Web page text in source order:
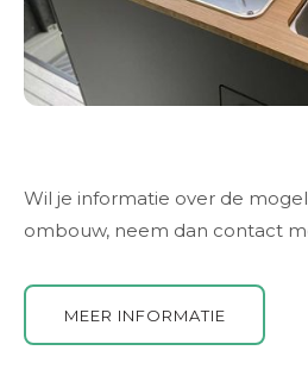
Wil je informatie over de
ombouw, neem dan contact
MEER INFORMATIE